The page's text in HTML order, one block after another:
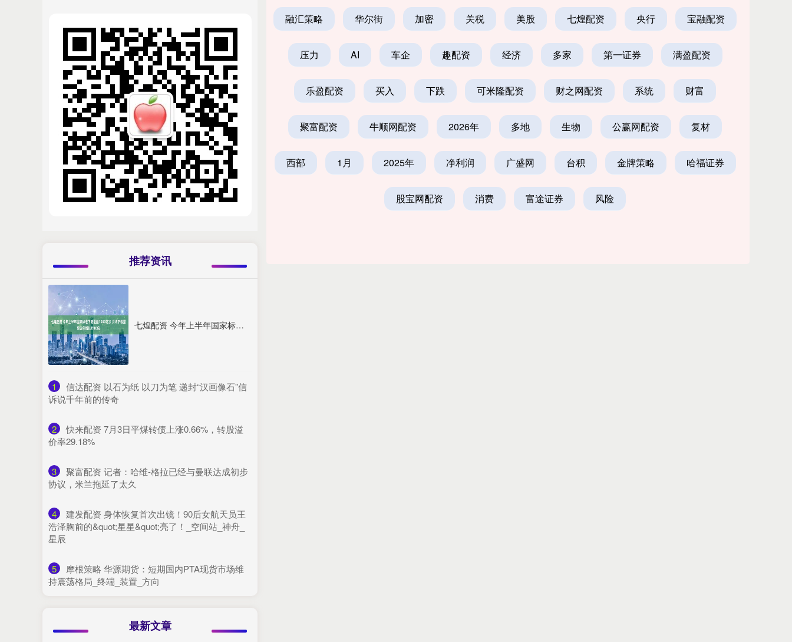
融汇策略 华尔街 加密 关税 美股 七煌配资 央行 宝融配资
压力 AI 车企 趣配资 经济 多家 第一证券 满盈配资
乐盈配资 买入 下跌 可米隆配资 财之网配资 系统 财富
聚富配资 牛顺网配资 2026年 多地 生物 公赢网配资 复材
西部 1月 2025年 净利润 广盛网 台积 金牌策略 哈福证券
股宝网配资 消费 富途证券 风险
推荐资讯
七煌配资 今年上半年国家标准下载量超1000万次 月均下载量较去年增长约10倍
1
​信达配资 以石为纸 以刀为笔 递封“汉画像石”信
诉说千年前的传奇
2
​快来配资 7月3日平煤转债上涨0.66%，转股溢
价率29.18%
3
​聚富配资 记者：哈维-格拉已经与曼联达成初步
协议，米兰拖延了太久
4
​建发配资 身体恢复首次出镜！90后女航天员王
浩泽胸前的&quot;星星&quot;亮了！_空间站_神舟_
星辰
5
​摩根策略 华源期货：短期国内PTA现货市场维
持震荡格局_终端_装置_方向
最新文章